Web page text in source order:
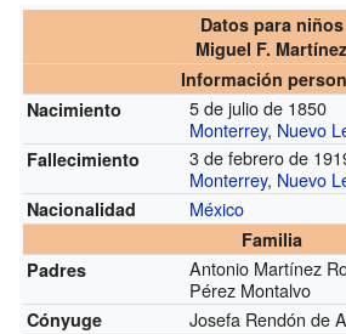
Datos para niños
Miguel F. Martínez
Información
Nacimiento
5 de julio de 1850
Monterrey, Nuevo
Fallecimiento
3 de febrero de
Monterrey, Nuevo
Nacionalidad México
Familia
Padres
Antonio Martínez
Pérez Montalvo
Cónyuge Josefa Rendón de